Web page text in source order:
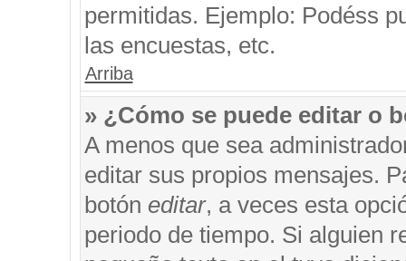
permitidas. Ejemplo: Podéss
las encuestas, etc.
Arriba
» ¿Cómo se puede editar o
A menos que sea
editar sus propios mensajes.
botón editar, a veces esta
periodo de tiempo. Si alguien